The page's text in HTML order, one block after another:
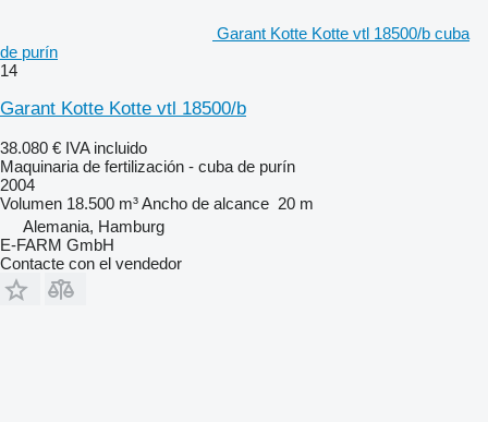
Garant Kotte Kotte vtl 18500/b cuba
de purín
14
Garant Kotte Kotte vtl 18500/b
38.080 € IVA incluido
Maquinaria de fertilización - cuba de purín
2004
Volumen 18.500 m³Ancho de alcance 20 m
Alemania, Hamburg
E-FARM GmbH
Contacte con el vendedor